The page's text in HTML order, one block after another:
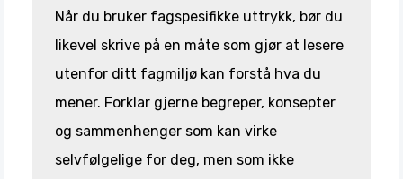
Når du bruker fagspesifikke uttrykk, bør du
likevel skrive på en måte som gjør at lesere
utenfor ditt fagmiljø kan forstå hva du
mener. Forklar gjerne begreper, konsepter
og sammenhenger som kan virke
selvfølgelige for deg, men som ikke